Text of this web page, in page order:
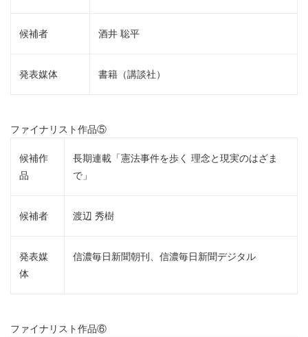
候補者 酒井 聡平
発表媒体 書籍（講談社）
ファイナリスト作品⑤
候補作
品
長期連載「憲法事件を歩く 理念と現実のはざま
で」
候補者 渡辺 秀樹
発表媒
体
信濃毎日新聞朝刊、信濃毎日新聞デジタル
ファイナリスト作品⑥